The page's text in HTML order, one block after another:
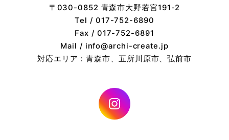
〒030-0852 青森市大野若宮191-2
Tel / 017-752-6890
Fax / 017-752-6891
Mail / info@archi-create.jp
対応エリア：青森市、五所川原市、弘前市